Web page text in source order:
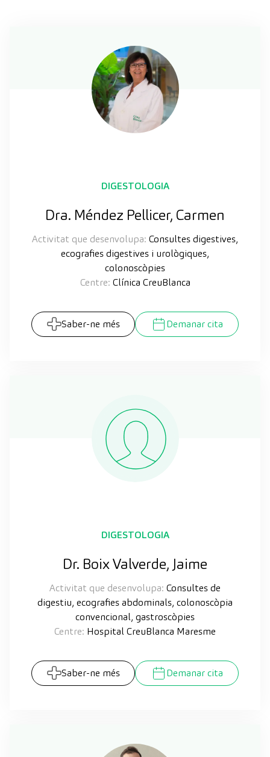
DIGESTOLOGIA
Dra. Méndez Pellicer, Carmen
Activitat que desenvolupa: Consultes digestives,
ecografies digestives i urològiques,
colonoscòpies
Centre: Clínica CreuBlanca
Saber-ne més Demanar cita
DIGESTOLOGIA
Dr. Boix Valverde, Jaime
Activitat que desenvolupa: Consultes de
digestiu, ecografies abdominals, colonoscòpia
convencional, gastroscòpies
Centre: Hospital CreuBlanca Maresme
Saber-ne més Demanar cita